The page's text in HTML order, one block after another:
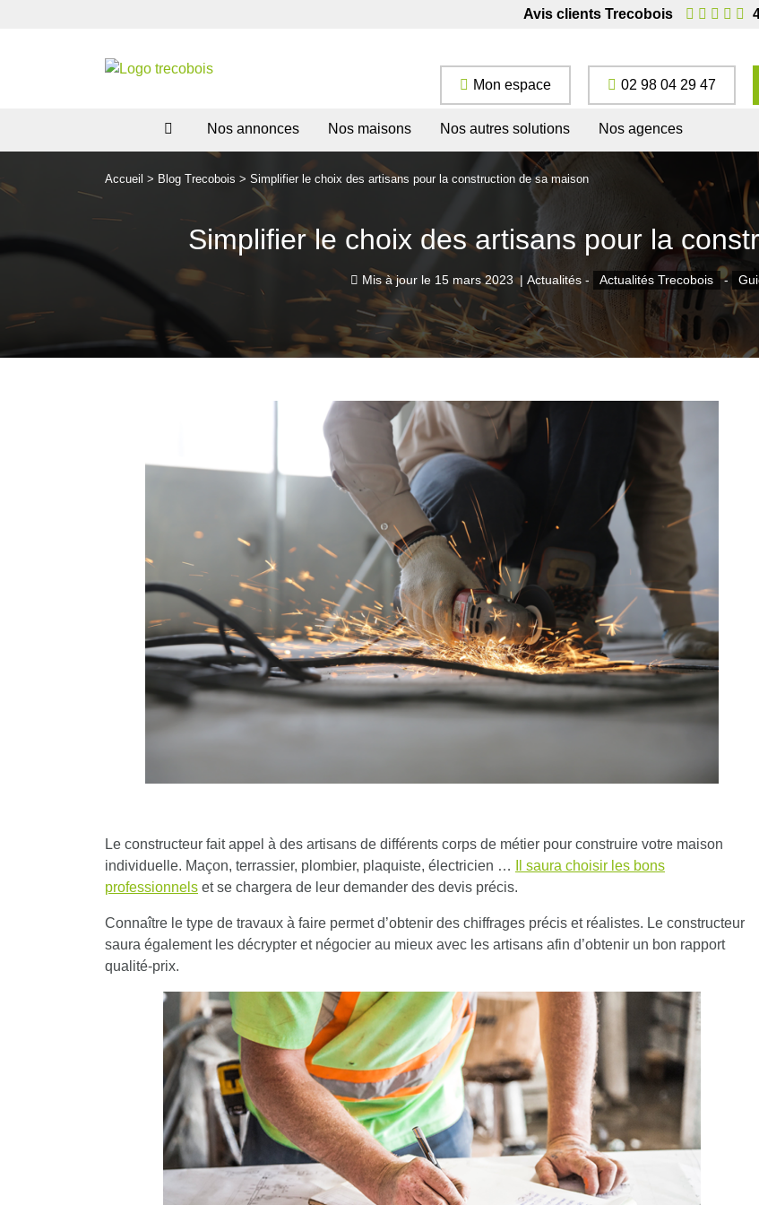
Avis clients Trecobois
Mon espace 02 98 04 29 47
Nos annonces Nos maisons Nos autres solutions Nos agences
Accueil > Blog Trecobois > Simplifier le choix des artisans pour la construction de sa maison
Simplifier le choix des artisans pour la
Mis à jour le 15 mars 2023 |Actualités - Actualités Trecobois -
Le constructeur fait appel à des artisans de différents corps de métier pour construire votre maison
individuelle. Maçon, terrassier, plombier, plaquiste, électricien …
Il saura choisir les bons
professionnels et se chargera de leur demander des devis précis.
Connaître le type de travaux à faire permet d’obtenir des chiffrages précis et réalistes. Le constructeur
saura également les décrypter et négocier au mieux avec les artisans afin d’obtenir un bon rapport
qualité-prix.